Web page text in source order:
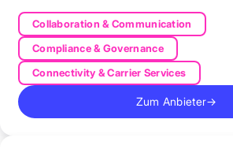
Collaboration & Communication
Compliance & Governance
Connectivity & Carrier Services
Zum Anbieter→